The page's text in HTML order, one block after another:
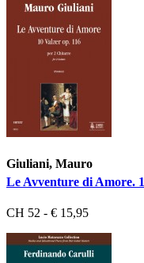
Giuliani, Mauro
Le Avventure di Amore.
CH 52 - € 15,95